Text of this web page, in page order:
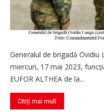
Generalul de brigadă Ovidiu
miercuri, 17 mai 2023,
EUFOR ALTHEA de la...
Citiți mai mult